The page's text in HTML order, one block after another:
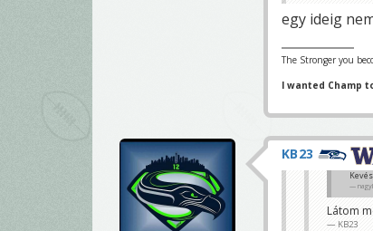
egy ideig
The Stronger you
I wanted Champ
KB23
Látom
KB23